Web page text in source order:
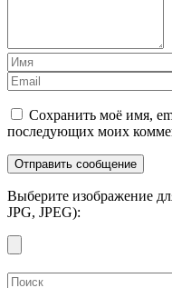
Сохранить моё имя,
последующих моих
Выберите изображение
JPG, JPEG):